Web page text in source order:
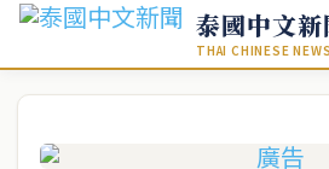
泰國中文新
THAI CHINESE NEWS